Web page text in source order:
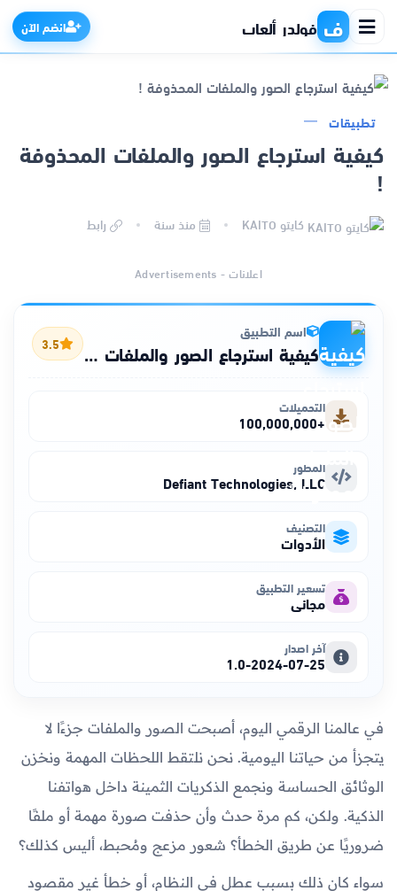
ف فولدر ألعاب انضم الآن
الألعاب
ذكاء اصطناعي
تطبيقات
كيفية استرجاع الصور والملفات المحذوفة
!
كايتو KAITO منذ سنة رابط
اعلانات - Advertisements
اسم التطبيق
كيفية استرجاع الصور والملفات المحذوفة ! 3.5
التحميلات
+100,000,000
المطور
Defiant Technologies, LLC
التصنيف
الأدوات
تسعير التطبيق
مجاني
آخر اصدار
1.0-2024-07-25
في عالمنا الرقمي اليوم، أصبحت الصور والملفات جزءًا لا
يتجزأ من حياتنا اليومية. نحن نلتقط اللحظات المهمة ونخزن
الوثائق الحساسة ونجمع الذكريات الثمينة داخل هواتفنا
الذكية. ولكن، كم مرة حدث وأن حذفت صورة مهمة أو ملفًا
ضروريًا عن طريق الخطأ؟ شعور مزعج ومُحبط، أليس كذلك؟
سواء كان ذلك بسبب عطل في النظام، أو خطأ غير مقصود